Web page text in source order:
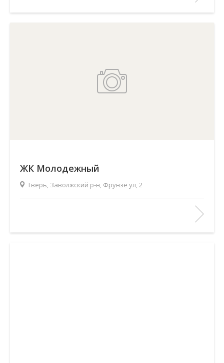
ЖК Молодежный
Тверь, Заволжский р-н, Фрунзе ул, 2